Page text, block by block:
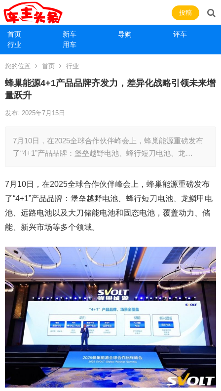
首页 新车 导购
评车
行业
用车
投稿
您的位置 首页 行业
蜂巢能源4+1产品品牌齐发力，差异化战略引领未来增
量跃升
发布: 2025年7月15日
7月10日，在2025全球合作伙伴峰会上，蜂巢能源重磅发布
了“4+1”产品品牌：堡垒越野电池、蜂行短刀电池、龙…
7月10日，在2025全球合作伙伴峰会上，蜂巢能源重磅发布
了“4+1”产品品牌：堡垒越野电池、蜂行短刀电池、龙鳞甲电
池、远路电池以及大刀储能电池和固态电池，覆盖动力、储
能、新兴市场等多个领域。